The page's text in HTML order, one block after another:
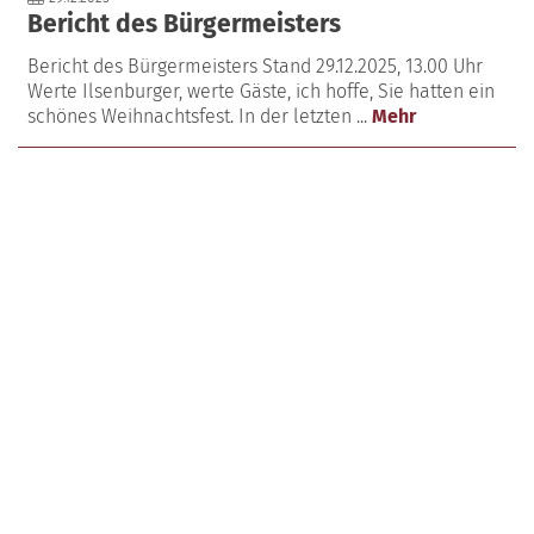
Bericht des Bürgermeisters
Bericht des Bürgermeisters Stand 29.12.2025, 13.00 Uhr
Werte Ilsenburger, werte Gäste, ich hoffe, Sie hatten ein
schönes Weihnachtsfest. In der letzten ... Mehr